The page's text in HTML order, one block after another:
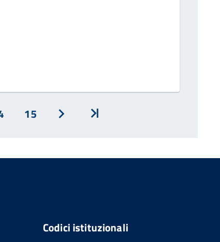
15 Avanti
Codici istituzionali